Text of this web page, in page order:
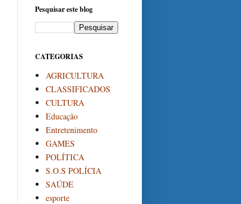
Pesquisar este blog
CATEGORIAS
AGRICULTURA
CLASSIFICADOS
CULTURA
Educação
Entretenimento
GAMES
POLÍTICA
S.O.S POLÍCIA
SAÚDE
esporte